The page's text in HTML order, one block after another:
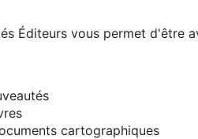
Éditeurs vous permet d'être
cartographiques